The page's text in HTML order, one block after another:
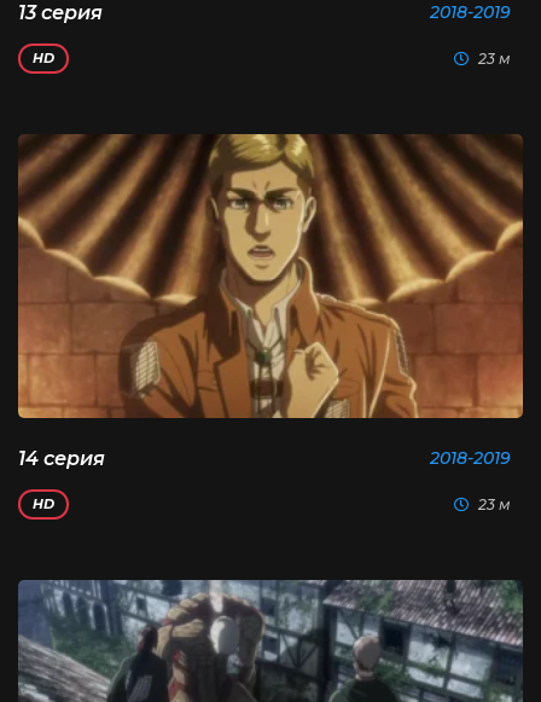
13 серия 2018-2019
HD 23 м
14 серия 2018-2019
HD 23 м